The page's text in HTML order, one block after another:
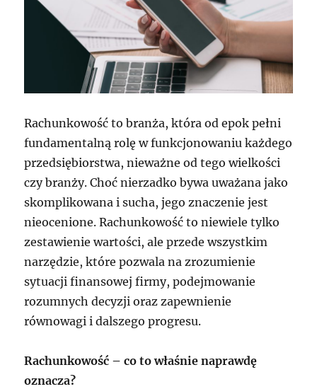
Rachunkowość to branża, która od epok pełni
fundamentalną rolę w funkcjonowaniu każdego
przedsiębiorstwa, nieważne od tego wielkości
czy branży. Choć nierzadko bywa uważana jako
skomplikowana i sucha, jego znaczenie jest
nieocenione. Rachunkowość to niewiele tylko
zestawienie wartości, ale przede wszystkim
narzędzie, które pozwala na zrozumienie
sytuacji finansowej firmy, podejmowanie
rozumnych decyzji oraz zapewnienie
równowagi i dalszego progresu.
Rachunkowość – co to właśnie naprawdę
oznacza?